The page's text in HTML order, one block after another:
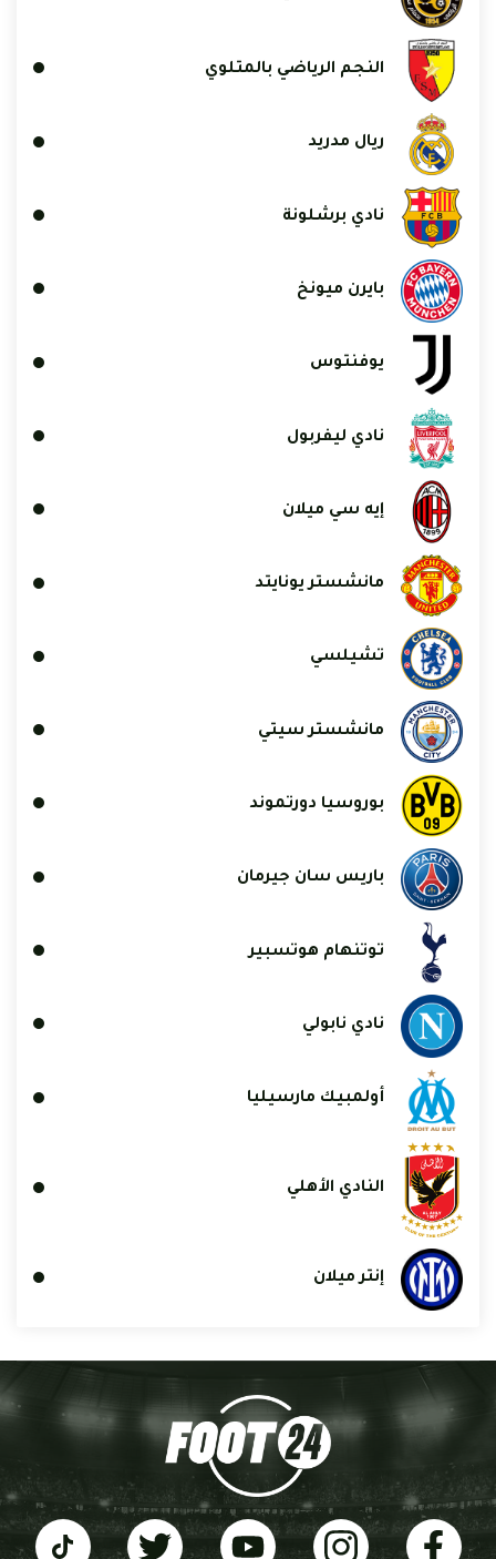
النجم الرياضي بالمتلوي
ريال مدريد
نادي برشلونة
بايرن ميونخ
يوفنتوس
نادي ليفربول
إيه سي ميلان
مانشستر يونايتد
تشيلسي
مانشستر سيتي
بوروسيا دورتموند
باريس سان جيرمان
توتنهام هوتسبير
نادي نابولي
أولمبيك مارسيليا
النادي الأهلي
إنتر ميلان